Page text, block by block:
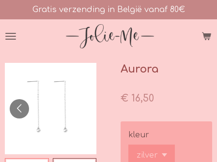
direct
naar
Gratis verzending in België vanaf 80€
Aurora
€ 16,50
kleur